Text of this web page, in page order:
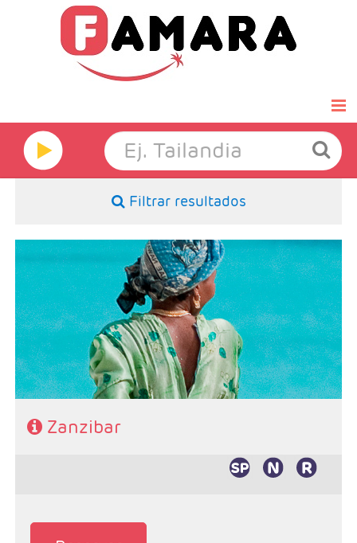
Inicio
Famara Select
Grandes Viajes
Hoteles
Ofertas Exprés
Filtrar resultados
- Duración: Noches a elegir
- Salidas: Diarias
- Ruta: Zanzibar 5 noches (paquete base) o más
- Categoría hotelera: A elección del cliente
- Régimen: A elección del cliente
Zanzibar